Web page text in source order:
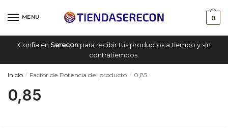
MENU 0
Confía en Sereconpara recibir tus productos a tiempo y sin
contratiempos.
Inicio / Factor de Potencia del producto / 0,85
0,85